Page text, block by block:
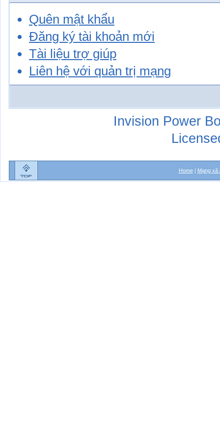
Quên mật khẩu
Đăng ký tài khoản mới
Tài liệu trợ giúp
Liên hệ với quản trị mạng
Invision Power
Home| Mạng xã